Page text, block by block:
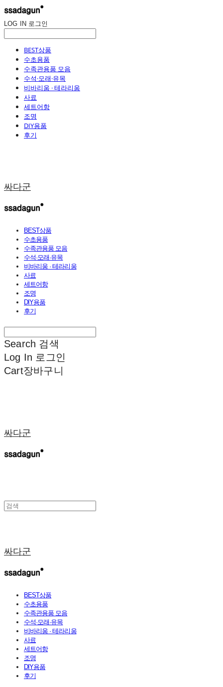
LOG IN 로그인
BEST상품
수초용품
수족관용품 모음
수석·모래·유목
비바리움 · 테라리움
사료
세트어항
조명
DIY용품
후기
싸다군
BEST상품
수초용품
수족관용품 모음
수석·모래·유목
비바리움 · 테라리움
사료
세트어항
조명
DIY용품
후기
Search 검색
Log In 로그인
Cart장바구니
싸다군
싸다군
BEST상품
수초용품
수족관용품 모음
수석·모래·유목
비바리움 · 테라리움
사료
세트어항
조명
DIY용품
후기